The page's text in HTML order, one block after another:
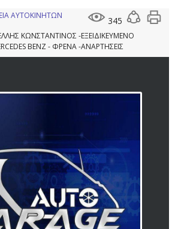
345
ΑΥΤΟΚΙΝΗΤΩΝ
ΚΩΝΣΤΑΝΤΙΝΟΣ -ΕΞΕΙΔΙΚΕΥΜΕΝΟ
BENZ - ΦΡΕΝΑ -ΑΝΑΡΤΗΣΕΙΣ